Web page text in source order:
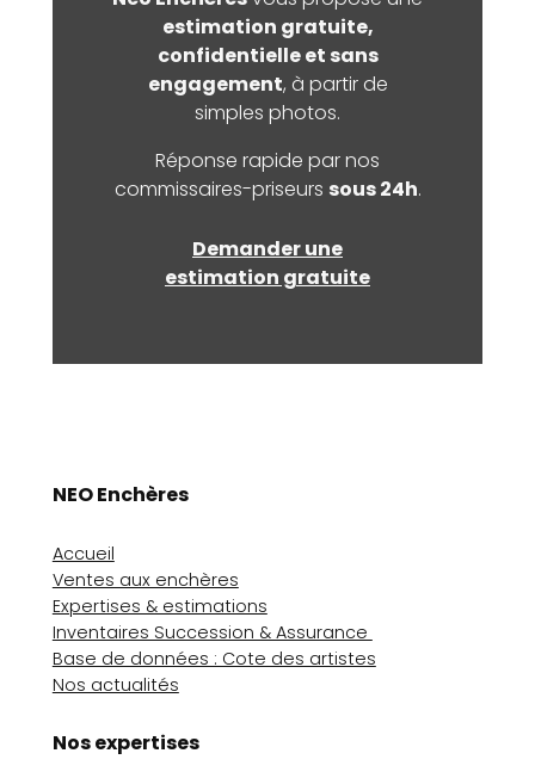
estimation gratuite,
confidentielle et sans
engagement, à partir de
simples photos.
Réponse rapide par nos
commissaires-priseurs sous 24h.
Demander une
estimation gratuite
NEO Enchères
Accueil
Ventes aux enchères
Expertises & estimations
Inventaires Succession & Assurance
Base de données : Cote des artistes
Nos actualités
Nos expertises